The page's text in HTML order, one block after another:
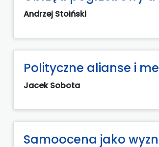
Andrzej Stoiński
Polityczne alianse i
Jacek Sobota
Samoocena jako